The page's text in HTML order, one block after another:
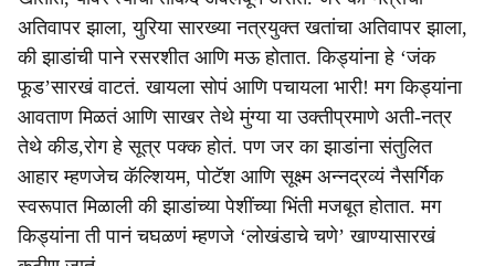
अतिवापर झाला, युरिया सारख्या नत्रयुक्त खतांचा अतिवापर झाला,
की झाडांची पाने रसरशीत आणि मऊ होतात. किड्यांना हे ‘जंक
फूड’सारखं वाटतं. खायला सोपं आणि पचायला भारी! मग किड्यांना
आवताण मिळतं आणि साखर तेथे मुंग्या या उक्तीप्रमाणे अती-नत्र
तेथे कीड,रोग हे सूत्र पक्क होतं. पण जर का झाडांना संतुलित
आहार म्हणजेच कॅल्शियम, पोटॅश आणि सूक्ष्म अन्नद्रव्यं नैसर्गिक
स्वरूपात मिळाली की झाडांच्या पेशींच्या भिंती मजबूत होतात. मग
किड्यांना ती पानं चघळणं म्हणजे ‘लोखंडाचे चणे’ खाण्यासारखं